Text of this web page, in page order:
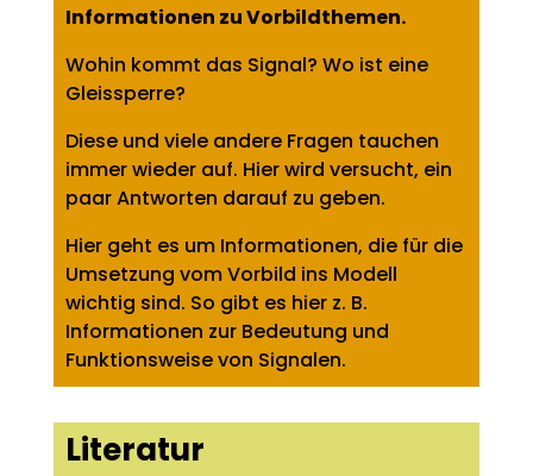
Informationen zu Vorbildthemen.
Wohin kommt das Signal? Wo ist eine
Gleissperre?
Diese und viele andere Fragen tauchen
immer wieder auf. Hier wird versucht, ein
paar Antworten darauf zu geben.
Hier geht es um Informationen, die für die
Umsetzung vom Vorbild ins Modell
wichtig sind. So gibt es hier z. B.
Informationen zur Bedeutung und
Funktionsweise von Signalen.
Literatur